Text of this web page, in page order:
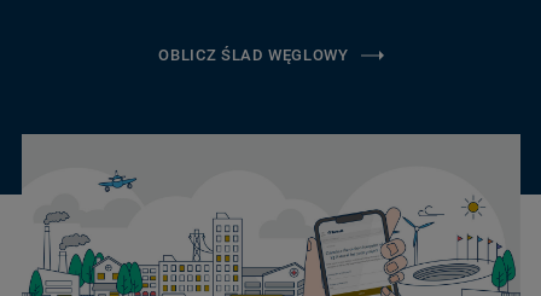
OBLICZ ŚLAD WĘGLOWY